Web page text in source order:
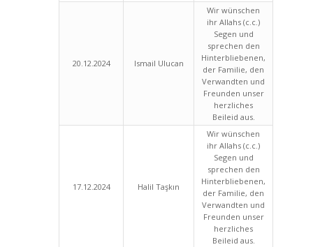
20.12.2024 Ismail Ulucan
Wir wünschen
ihr Allahs (c.c.)
Segen und
sprechen den
Hinterbliebenen,
der Familie, den
Verwandten und
Freunden unser
herzliches
Beileid aus.
17.12.2024 Halil Taşkın
Wir wünschen
ihr Allahs (c.c.)
Segen und
sprechen den
Hinterbliebenen,
der Familie, den
Verwandten und
Freunden unser
herzliches
Beileid aus.